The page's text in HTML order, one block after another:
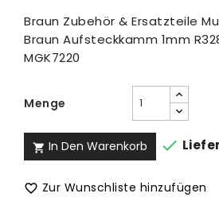
Braun Zubehör & Ersatzteile
Braun Aufsteckkamm 1mm
MGK7220
Menge
 In Den Warenkorb 
 Zur Wunschliste hinzufügen